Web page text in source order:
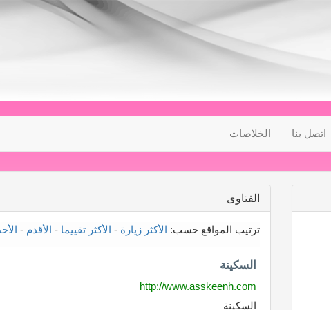
اتصل بنا الخلاصات
الفتاوى
ترتيب المواقع حسب: الأكثر زيارة - الأكثر تقييما - الأقدم -
السكينة
http://www.asskeenh.com
السكينة